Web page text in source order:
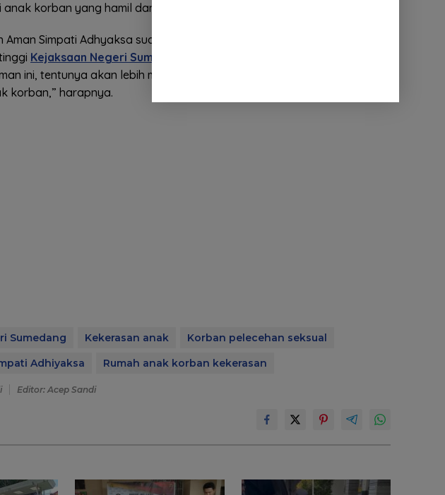
korban yang hamil dan melahirkan.
Aman Simpati Adhyaksa sudah terwujud, ini merupakan bentuk
Kejaksaan Negeri Sumedang
ini, tentunya akan lebih memudahkan dalam pengawasan dan
korban,” harapnya.
Sumedang Kekerasan anak
Korban pelecehan seksual
Adhiyaksa
Rumah anak korban kekerasan
Editor: Acep Sandi